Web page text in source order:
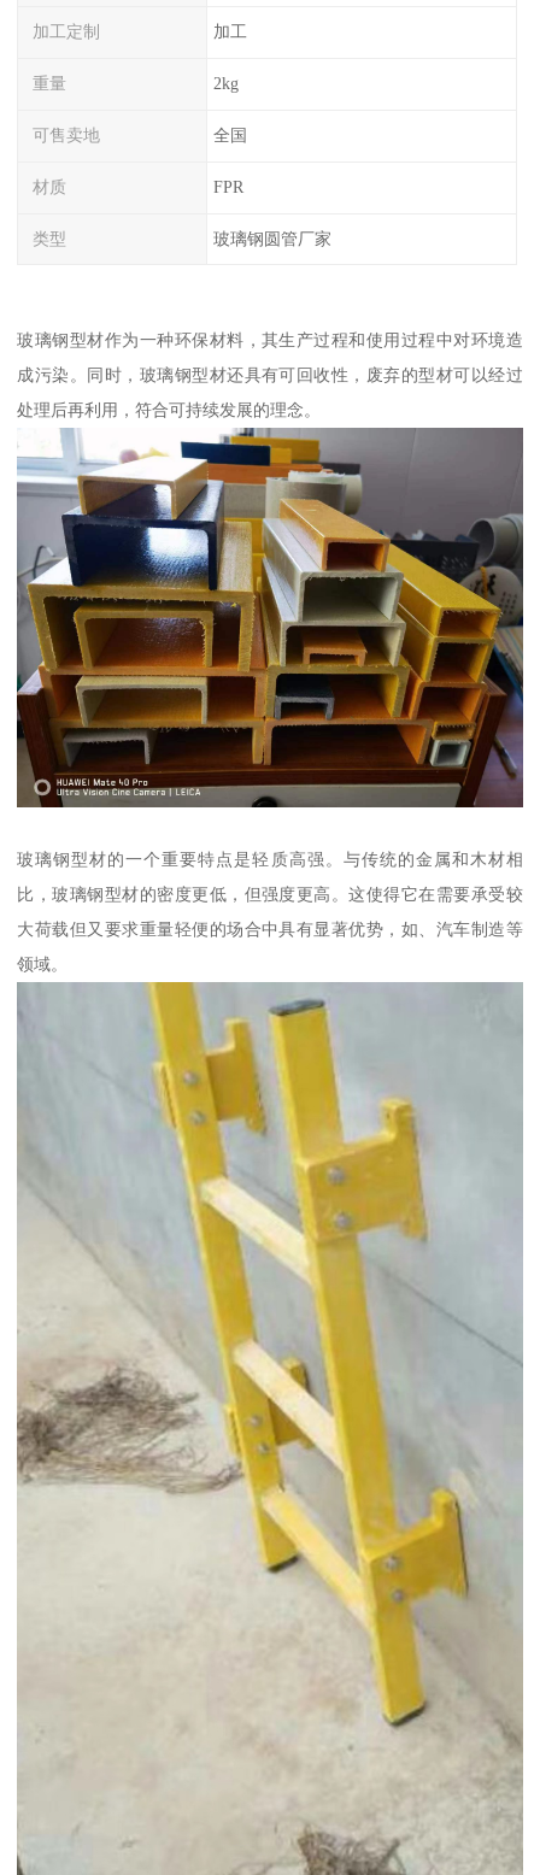
加工定制 加工
重量 2kg
可售卖地 全国
材质 FPR
类型 玻璃钢圆管厂家
玻璃钢型材作为一种环保材料，其生产过程和使用过程中对环境造
成污染。同时，玻璃钢型材还具有可回收性，废弃的型材可以经过
处理后再利用，符合可持续发展的理念。
玻璃钢型材的一个重要特点是轻质高强。与传统的金属和木材相
比，玻璃钢型材的密度更低，但强度更高。这使得它在需要承受较
大荷载但又要求重量轻便的场合中具有显著优势，如、汽车制造等
领域。